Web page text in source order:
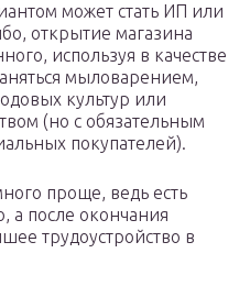
может стать ИП или
открытие магазина
используя в качестве
мыловарением,
культур или
(но с обязательным
покупателей).
проще, ведь есть
а после окончания
трудоустройство в